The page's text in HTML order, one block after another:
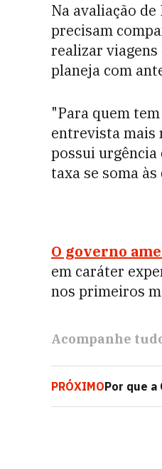
Na avaliação
precisam
realizar
planeja com
"Para quem
entrevista mais
possui urgência
taxa se soma
O governo
em caráter
nos primeiros
Acompanhe
PRÓXIMOPor que
artificial